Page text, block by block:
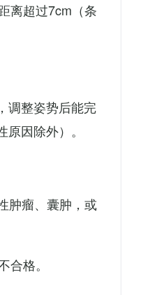
离超过7cm（条
调整姿势后能完
因除外）。
肿瘤、囊肿，或
格。